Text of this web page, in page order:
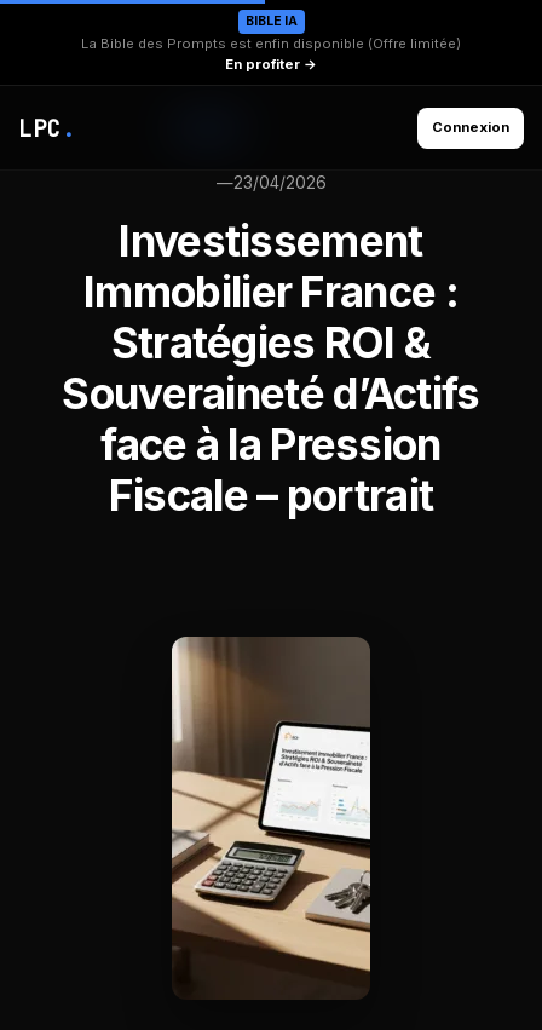
BIBLE IA
La Bible des Prompts est enfin disponible (Offre limitée)
En profiter →
LPC . Connexion
—23/04/2026
Investissement
Immobilier France :
Stratégies ROI &
Souveraineté d’Actifs
face à la Pression
Fiscale – portrait